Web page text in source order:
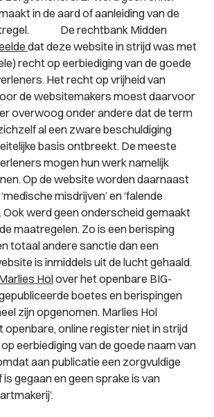
in de aard of aanleiding van de
De rechtbank Midden
dat deze website in strijd was met
recht op eerbiediging van de goede
Het recht op vrijheid van
de websitemakers moest daarvoor
overwoog onder andere dat de term
al een zware beschuldiging
basis ontbreekt. De meeste
mogen hun werk namelijk
Op de website worden daarnaast
misdrijven’ en ‘falende
Ook werd geen onderscheid gemaakt
maatregelen. Zo is een berisping
totaal andere sanctie dan een
is inmiddels uit de lucht gehaald.
Holover het openbare BIG-
boetes en berispingen
zijn opgenomen. Marlies Hol
openbare, online register niet in strijd
eerbiediging van de goede naam van
aan publicatie een zorgvuldige
gegaan en geen sprake is van